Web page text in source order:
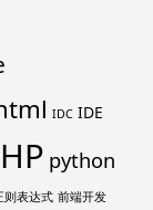
IDC IDE
python
则表达式 前端开发